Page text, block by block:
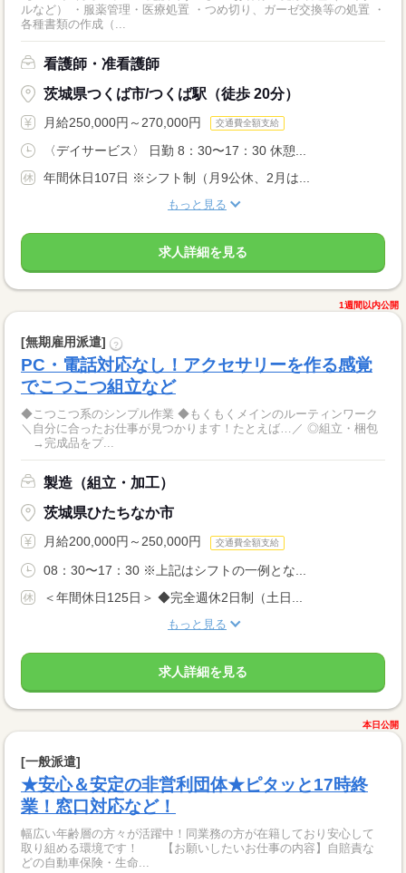
ルなど） ・服薬管理・医療処置 ・つめ切り、ガーゼ交換等の処置 ・
各種書類の作成（...
看護師・准看護師
茨城県つくば市/つくば駅（徒歩 20分）
月給250,000円～270,000円 交通費全額支給
〈デイサービス〉 日勤 8：30〜17：30 休憩...
年間休日107日 ※シフト制（月9公休、2月は...
もっと見る
求人詳細を見る
1週間以内公開
[無期雇用派遣] ?
PC・電話対応なし！アクセサリーを作る感覚
でこつこつ組立など
◆こつこつ系のシンプル作業 ◆もくもくメインのルーティンワーク
＼自分に合ったお仕事が見つかります！たとえば…／ ◎組立・梱包
→完成品をプ...
製造（組立・加工）
茨城県ひたちなか市
月給200,000円～250,000円 交通費全額支給
08：30〜17：30 ※上記はシフトの一例とな...
＜年間休日125日＞ ◆完全週休2日制（土日...
もっと見る
求人詳細を見る
本日公開
[一般派遣]
★安心＆安定の非営利団体★ピタッと17時終
業！窓口対応など！
幅広い年齢層の方々が活躍中！同業務の方が在籍しており安心して
取り組める環境です！ 【お願いしたいお仕事の内容】自賠責な
どの自動車保険・生命...